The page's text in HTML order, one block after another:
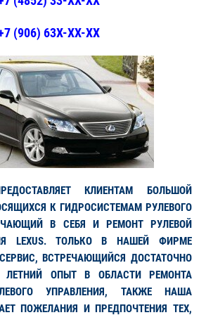
(906) 63X-XX-XX
КЛИЕНТАМ БОЛЬШОЙ
К ГИДРОСИСТЕМАМ РУЛЕВОГО
В СЕБЯ И РЕМОНТ РУЛЕВОЙ
LEXUS. ТОЛЬКО В НАШЕЙ ФИРМЕ
ВСТРЕЧАЮЩИЙСЯ ДОСТАТОЧНО
ОПЫТ В ОБЛАСТИ РЕМОНТА
УПРАВЛЕНИЯ, ТАКЖЕ НАША
ПОЖЕЛАНИЯ И ПРЕДПОЧТЕНИЯ ТЕХ,